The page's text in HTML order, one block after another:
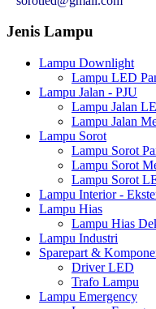
Jenis Lampu
Lampu Downlight
Lampu LED
Lampu Jalan - PJU
Lampu Jalan
Lampu Jalan
Lampu Sorot
Lampu Sorot
Lampu Sorot
Lampu Sorot
Lampu Interior -
Lampu Hias
Lampu Hias
Lampu Industri
Sparepart &
Driver LED
Trafo Lampu
Lampu Emergency